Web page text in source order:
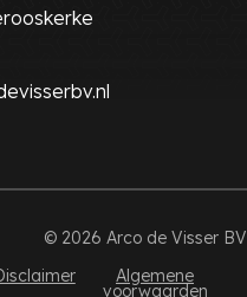
© 2026 Arco de Visser BV
Algemene
voorwaarden